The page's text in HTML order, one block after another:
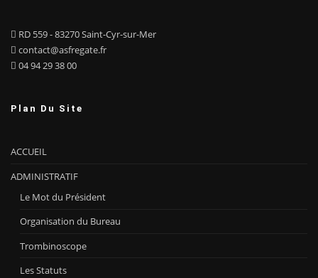
RD 559 - 83270 Saint-Cyr-sur-Mer
contact@asfregate.fr
04 94 29 38 00
Plan Du Site
ACCUEIL
ADMINISTRATIF
Le Mot du Président
Organisation du Bureau
Trombinoscope
Les Statuts